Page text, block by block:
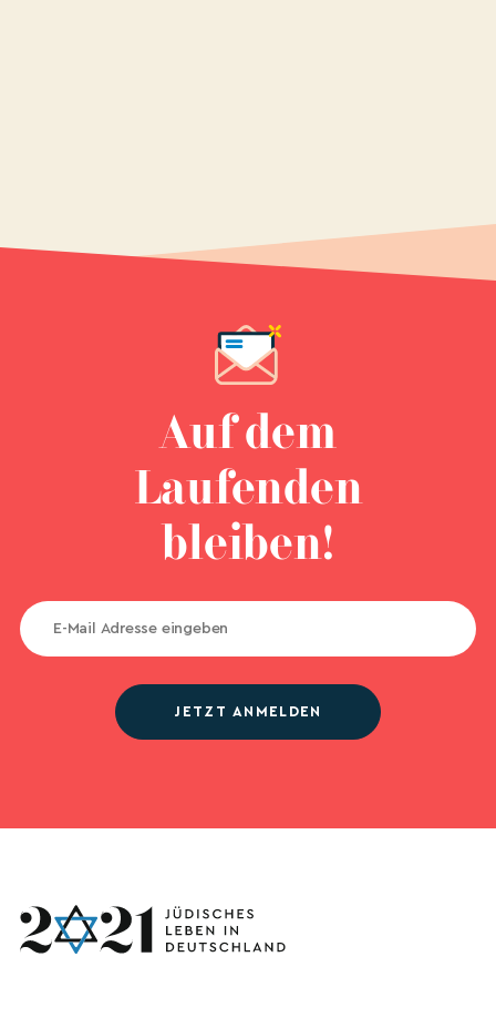
Auf dem
Laufenden
bleiben!
JETZT ANMELDEN